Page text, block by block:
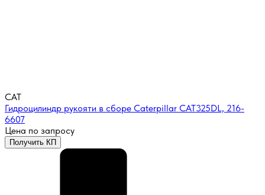
CAT
Гидроцилиндр рукояти в сборе Caterpillar CAT325DL, 216-
6607
Цена по запросу
Получить КП